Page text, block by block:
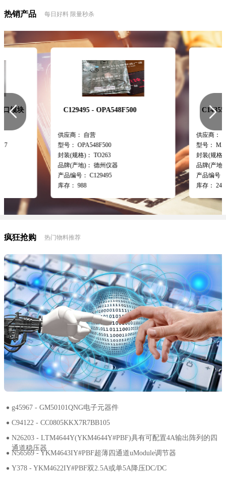
热销产品 每日好料 限量秒杀
C143555 - MAX3490EESA
供应商： 自营
型号： MAX3490EESA
封装(规格)： SOP8
品牌(产地)： MAXIM
产品编号： C143555
库存： 2498
供应商：
型号：
封装(规格
品牌(产地
产品编号
库存：
疯狂抢购 热门物料推荐
g45967 - GM50101QNG电子元器件
C94122 - CC0805KKX7R7BB105
N26203 - LTM4644Y(YKM4644Y#PBF)具有可配置4A输出阵列的四
通道稳压器
N56569 - YKM4643IY#PBF超薄四通道uModule调节器
Y378 - YKM4622IY#PBF双2.5A或单5A降压DC/DC